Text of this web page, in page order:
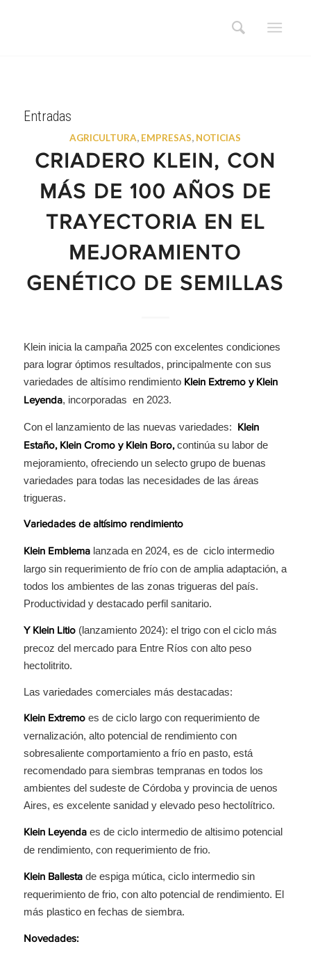
Entradas
AGRICULTURA, EMPRESAS, NOTICIAS
CRIADERO KLEIN, CON
MÁS DE 100 AÑOS DE
TRAYECTORIA EN EL
MEJORAMIENTO
GENÉTICO DE SEMILLAS
Klein inicia la campaña 2025 con excelentes condiciones
para lograr óptimos resultados, principalmente con sus
variedades de altísimo rendimiento Klein Extremo y Klein
Leyenda, incorporadas en 2023.
Con el lanzamiento de las nuevas variedades:
Klein
Estaño, Klein Cromo y Klein Boro, continúa su labor de
mejoramiento, ofreciendo un selecto grupo de buenas
variedades para todas las necesidades de las áreas
trigueras.
Variedades de altísimo rendimiento
Klein Emblemalanzada en 2024, es de ciclo intermedio
largo sin requerimiento de frío con de amplia adaptación, a
todos los ambientes de las zonas trigueras del país.
Productividad y destacado perfil sanitario.
Y Klein Litio(lanzamiento 2024): el trigo con el ciclo más
precoz del mercado para Entre Ríos con alto peso
hectolitrito.
Las variedades comerciales más destacadas:
Klein Extremo es de ciclo largo con requerimiento de
vernalización, alto potencial de rendimiento con
sobresaliente comportamiento a frío en pasto, está
recomendado para siembras tempranas en todos los
ambientes del sudeste de Córdoba y provincia de uenos
Aires, es excelente sanidad y elevado peso hectolítrico.
Klein Leyendaes de ciclo intermedio de altisimo potencial
de rendimiento, con requerimiento de frio.
Klein Ballestade espiga mútica, ciclo intermedio sin
requerimiento de frio, con alto potencial de rendimiento. El
más plastico en fechas de siembra.
Novedades: